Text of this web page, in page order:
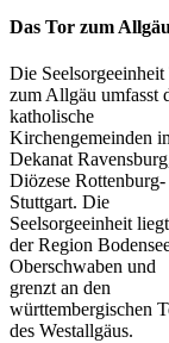
Das Tor zum Allgäu
Die Seelsorgeeinheit
zum Allgäu umfasst
katholische
Kirchengemeinden
Dekanat
Diözese Rottenburg-
Stuttgart. Die
Seelsorgeeinheit
der Region
Oberschwaben und
grenzt an den
württembergischen
des Westallgäus.